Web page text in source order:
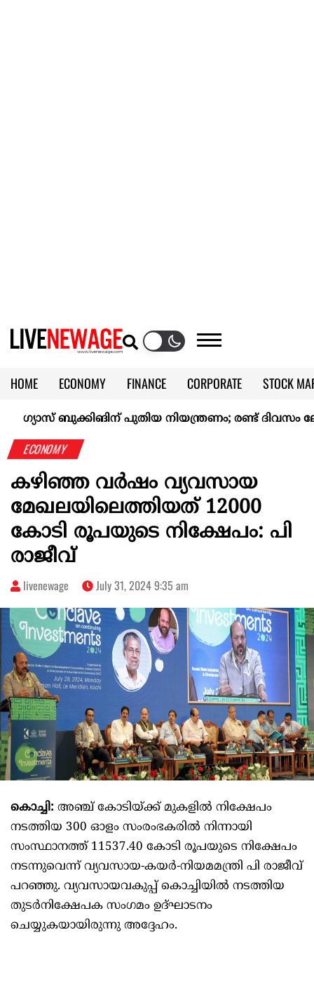
HOME ECONOMY FINANCE CORPORATE
STOCK
CALENDAR
KERALA @70
ബുക്കിങിന് പുതിയ നിയന്ത്രണം; രണ്ട് ദിവസം
ECONOMY
കഴിഞ്ഞ വര്‍ഷം വ്യവസായ
മേഖലയിലെത്തിയത് 12000
കോടി രൂപയുടെ നിക്ഷേപം: പി
രാജീവ്
livenewage July 31, 2024 9:35 am
കൊച്ചി: അഞ്ച് കോടിയ്ക്ക് മുകളില്‍ നിക്ഷേപം
നടത്തിയ 300 ഓളം സംരംഭകരില്‍ നിന്നായി
സംസ്ഥാനത്ത് 11537.40 കോടി രൂപയുടെ നിക്ഷേപം
നടന്നുവെന്ന് വ്യവസായ-കയര്‍-നിയമമന്ത്രി പി രാജീവ്
പറഞ്ഞു. വ്യവസായവകുപ്പ് കൊച്ചിയില്‍ നടത്തിയ
തുടര്‍നിക്ഷേപക സംഗമം ഉദ്ഘാടനം
ചെയ്യുകയായിരുന്നു അദ്ദേഹം.